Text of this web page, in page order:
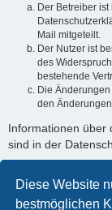
Diese Website
bestmöglichen
Der Betreiber
Mail mitgeteilt.
Der Nutzer ist
des
bestehende
Die
den
Informationen über
sind in der